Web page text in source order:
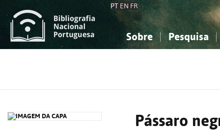
PT EN FR
Sobre Pesquisa
Pássaro